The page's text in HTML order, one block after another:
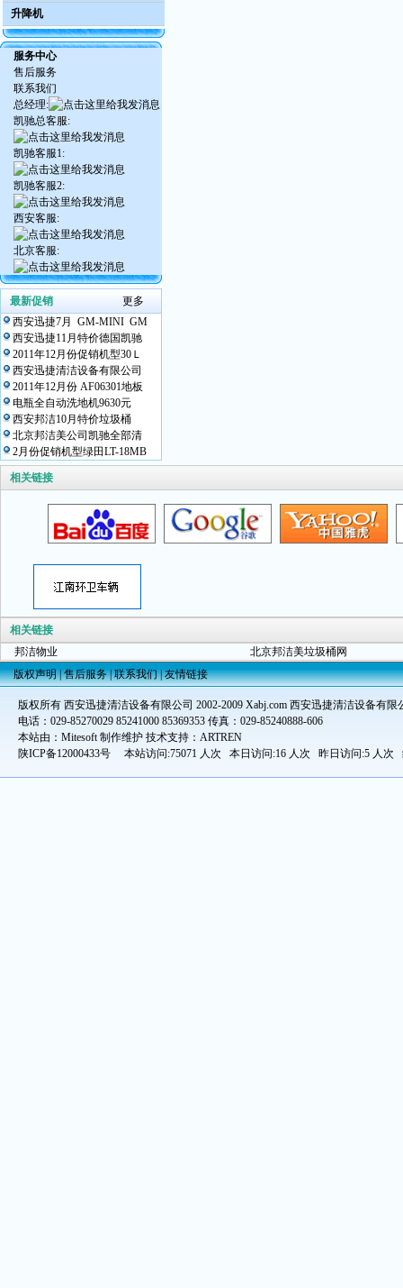
升降机
服务中心
售后服务
联系我们
总经理:
凯驰总客服:
凯驰客服1:
凯驰客服2:
西安客服:
北京客服:
最新促销
更多
西安迅捷7月 GM-MINI GM
西安迅捷11月特价德国凯驰
2011年12月份促销机型30Ｌ
西安迅捷清洁设备有限公司
2011年12月份 AF06301地板
电瓶全自动洗地机9630元
西安邦洁10月特价垃圾桶
北京邦洁美公司凯驰全部清
2月份促销机型绿田LT-18MB
相关链接
相关链接
邦洁物业
北京邦洁美垃圾桶网
版权声明|售后服务|联系我们|友情链接
版权所有 西安迅捷清洁设备有限公司 2002-2009 Xabj.com 西安迅捷清洁设备有限
电话：029-85270029 85241000 85369353 传真：029-85240888-606
本站由：Mitesoft 制作维护 技术支持：ARTREN
陕ICP备12000433号 本站访问:75071 人次 本日访问:16 人次 昨日访问:5 人次